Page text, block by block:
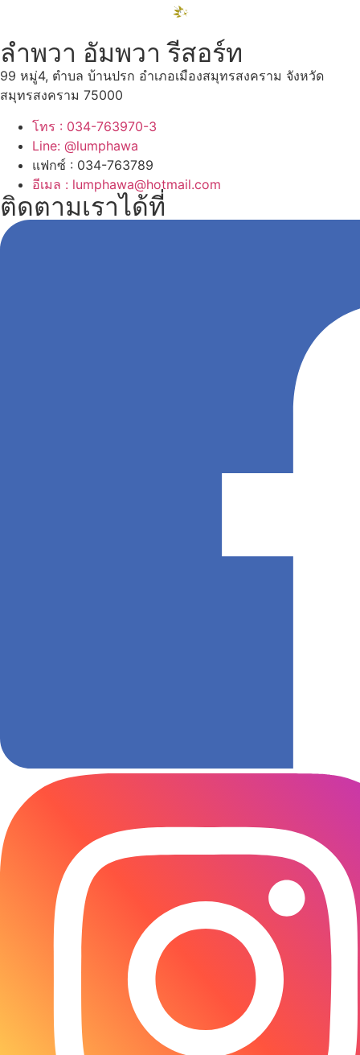
ลำพวา อัมพวา รีสอร์ท
99 หมู่4, ตำบล บ้านปรก อำเภอเมืองสมุทรสงคราม จังหวัด
สมุทรสงคราม 75000
โทร : 034-763970-3
Line: @lumphawa
แฟกซ์ : 034-763789
อีเมล : lumphawa@hotmail.com
ติดตามเราได้ที่